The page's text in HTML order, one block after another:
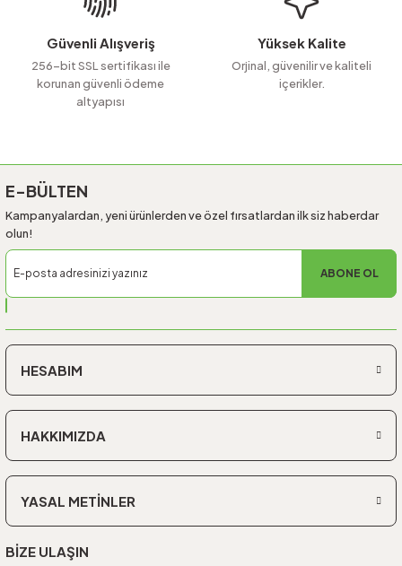
Bu ürüne benzer farklı alternatifler olmalı.
Güvenli Alışveriş
256-bit SSL sertifikası ile
korunan güvenli ödeme
altyapısı
Yüksek Kalite
Orjinal, güvenilir ve kaliteli
içerikler.
E-BÜLTEN
Kampanyalardan, yeni ürünlerden ve özel fırsatlardan ilk siz haberdar
olun!
ABONE OL
HESABIM
HAKKIMIZDA
YASAL METİNLER
BİZE ULAŞIN